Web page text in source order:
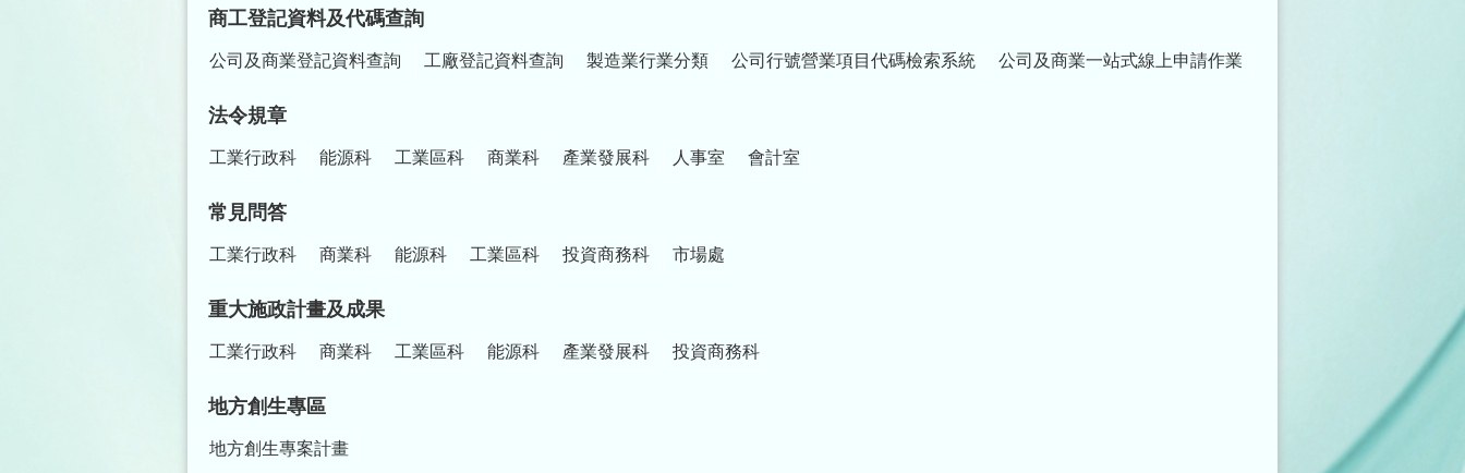
商工登記資料及代碼查詢
公司及商業登記資料查詢 工廠登記資料查詢 製造業行業分類 公司行號營業項目代碼檢索系統 公司及商業一站式線上申請作業
法令規章
工業行政科 能源科 工業區科 商業科 產業發展科 人事室 會計室
常見問答
工業行政科 商業科 能源科 工業區科 投資商務科 市場處
重大施政計畫及成果
工業行政科 商業科 工業區科 能源科 產業發展科 投資商務科
地方創生專區
地方創生專案計畫